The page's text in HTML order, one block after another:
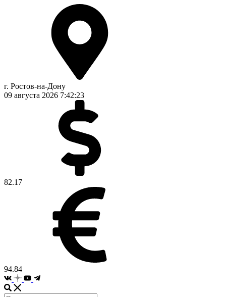
г. Ростов-на-Дону
09 августа 2026 7:42:23
82.17
94.84